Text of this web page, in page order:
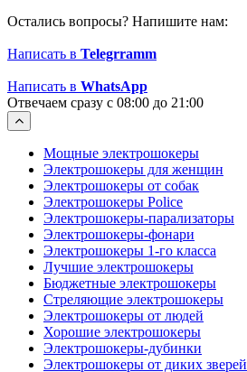
Остались вопросы? Напишите нам:
Написать в Telegrramm
Написать в WhatsApp
Отвечаем сразу с 08:00 до 21:00
Мощные электрошокеры
Электрошокеры для женщин
Электрошокеры от собак
Электрошокеры Police
Электрошокеры-парализаторы
Электрошокеры-фонари
Электрошокеры 1-го класса
Лучшие электрошокеры
Бюджетные электрошокеры
Стреляющие электрошокеры
Электрошокеры от людей
Хорошие электрошокеры
Электрошокеры-дубинки
Электрошокеры от диких зверей